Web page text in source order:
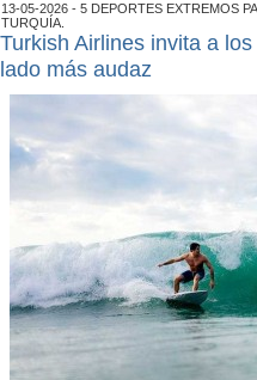
13-05-2026 - 5 DEPORTES EXTREMOS
TURQUÍA.
Turkish Airlines invita a
lado más audaz